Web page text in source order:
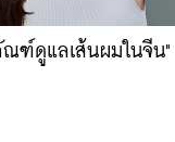
ณฑ์ดูแลเส้นผมในจีน